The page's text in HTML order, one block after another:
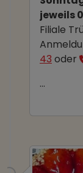
jeweils
Filiale
43 oder
…